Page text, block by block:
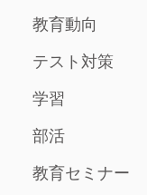
教育動向
テスト対策
学習
部活
教育セミナー